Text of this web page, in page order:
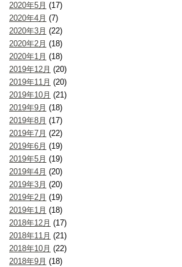
2020年5月 (17)
2020年4月 (7)
2020年3月 (22)
2020年2月 (18)
2020年1月 (18)
2019年12月 (20)
2019年11月 (20)
2019年10月 (21)
2019年9月 (18)
2019年8月 (17)
2019年7月 (22)
2019年6月 (19)
2019年5月 (19)
2019年4月 (20)
2019年3月 (20)
2019年2月 (19)
2019年1月 (18)
2018年12月 (17)
2018年11月 (21)
2018年10月 (22)
2018年9月 (18)